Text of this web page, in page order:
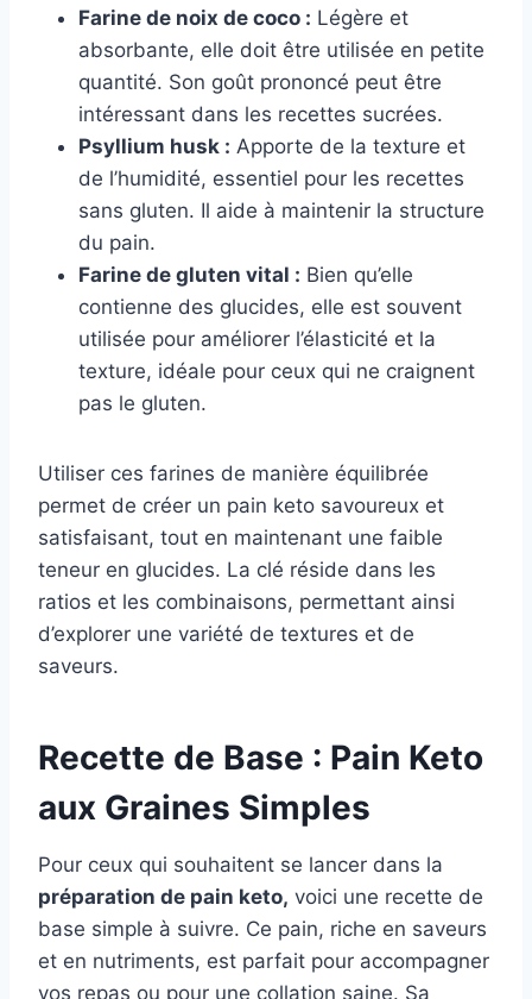
Farine de noix de coco : Légère et
absorbante, elle doit être utilisée en petite
quantité. Son goût prononcé peut être
intéressant dans les recettes sucrées.
Psyllium husk : Apporte de la texture et
de l’humidité, essentiel pour les recettes
sans gluten. Il aide à maintenir la structure
du pain.
Farine de gluten vital : Bien qu’elle
contienne des glucides, elle est souvent
utilisée pour améliorer l’élasticité et la
texture, idéale pour ceux qui ne craignent
pas le gluten.
Utiliser ces farines de manière équilibrée
permet de créer un pain keto savoureux et
satisfaisant, tout en maintenant une faible
teneur en glucides. La clé réside dans les
ratios et les combinaisons, permettant ainsi
d’explorer une variété de textures et de
saveurs.
Recette de Base : Pain Keto
aux Graines Simples
Pour ceux qui souhaitent se lancer dans la
préparation de pain keto, voici une recette de
base simple à suivre. Ce pain, riche en saveurs
et en nutriments, est parfait pour accompagner
vos repas ou pour une collation saine. Sa